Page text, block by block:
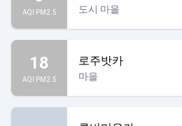
AQI PM2.5 도시 마을
18
AQI PM2.5
로주밧카
마을